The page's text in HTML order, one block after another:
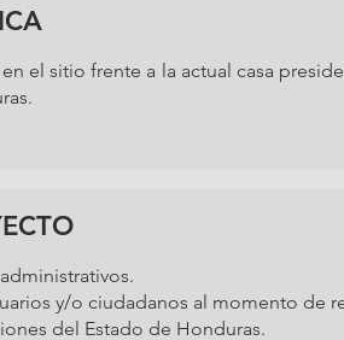
el sitio frente a la actual casa
y/o ciudadanos al momento de
del Estado de Honduras.